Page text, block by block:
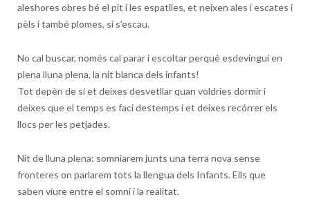
aleshores obres bé el pit i les espatlles, et neixen ales i escates i
pèls i també plomes, si s’escau.
No cal buscar, només cal parar i escoltar perquè esdevingui en
plena lluna plena, la nit blanca dels infants!
Tot depèn de si et deixes desvetllar quan voldries dormir i
deixes que el temps es faci destemps i et deixes recórrer els
llocs per les petjades.
Nit de lluna plena: somniarem junts una terra nova sense
fronteres on parlarem tots la llengua dels Infants. Ells que
saben viure entre el somni i la realitat.